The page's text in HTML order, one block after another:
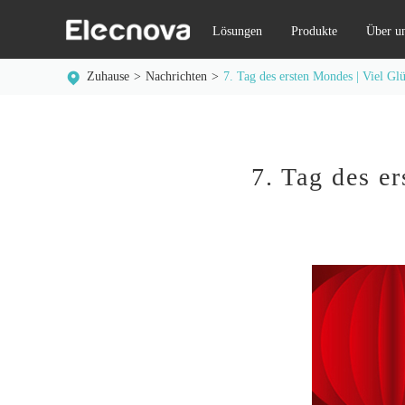
Lösungen Produkte Über
Zuhause Nachrichten 7. Tag des ersten Mondes | Viel
7. Tag des